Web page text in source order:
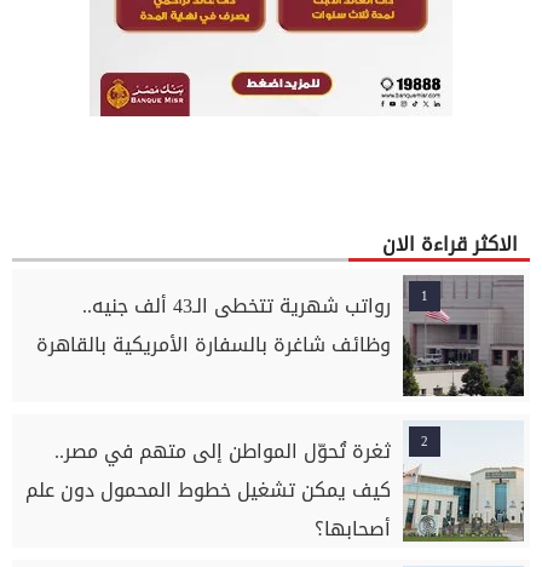
الاكثر قراءة الان
1
رواتب شهرية تتخطى الـ43 ألف جنيه..
وظائف شاغرة بالسفارة الأمريكية بالقاهرة
2
ثغرة تُحوّل المواطن إلى متهم في مصر..
كيف يمكن تشغيل خطوط المحمول دون علم
أصحابها؟